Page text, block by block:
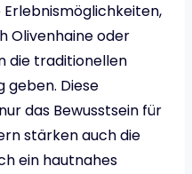
Olivenhaine oder
die traditionellen
geben. Diese
das Bewusstsein für
stärken auch die
ein hautnahes